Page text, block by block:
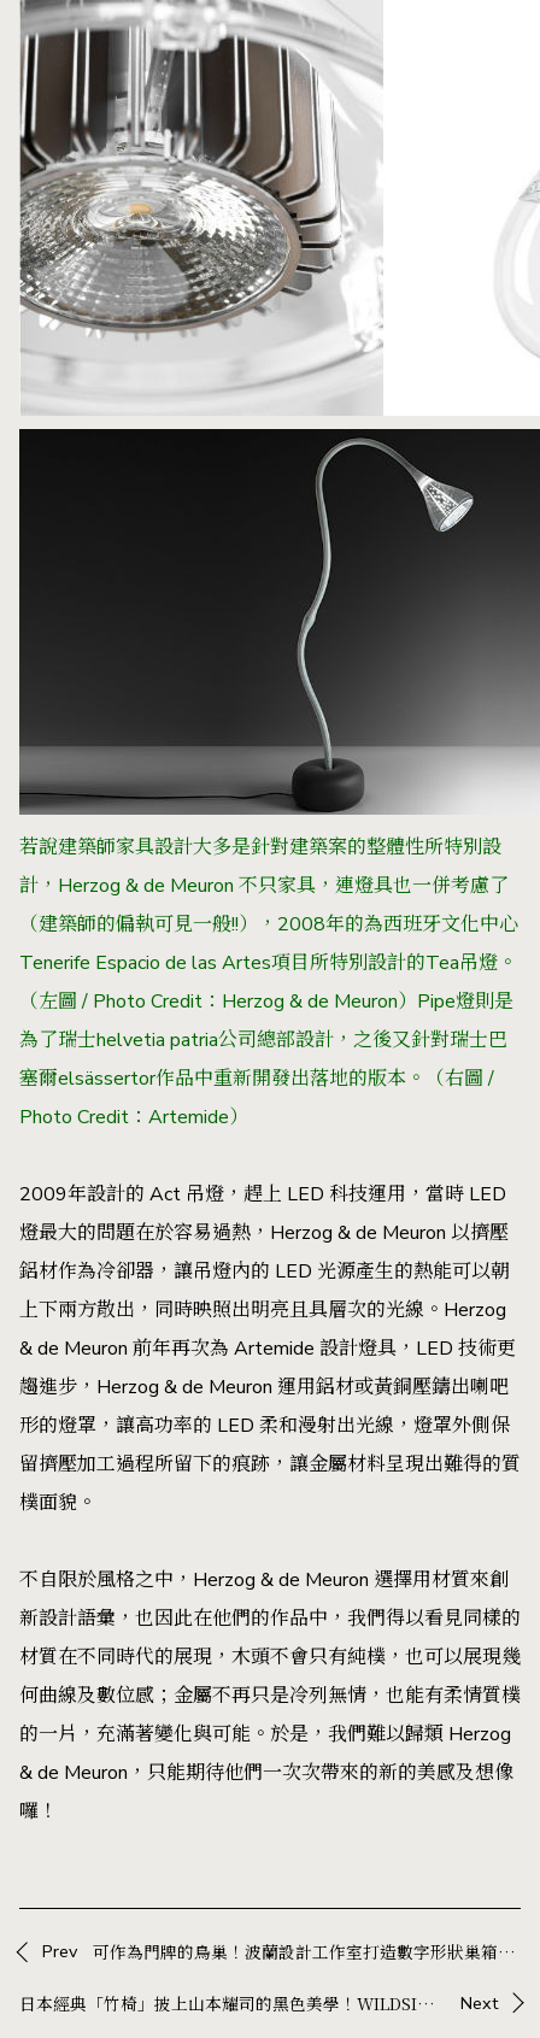
若說建築師家具設計大多是針對建築案的整體性所特別設
計，Herzog & de Meuron 不只家具，連燈具也一併考慮了
（建築師的偏執可見一般!!），2008年的為西班牙文化中心
Tenerife Espacio de las Artes項目所特別設計的Tea吊燈。
（左圖 / Photo Credit：Herzog & de Meuron）Pipe燈則是
為了瑞士helvetia patria公司總部設計，之後又針對瑞士巴
塞爾elsässertor作品中重新開發出落地的版本。（右圖 /
Photo Credit：Artemide）
2009年設計的 Act 吊燈，趕上 LED 科技運用，當時 LED
燈最大的問題在於容易過熱，Herzog & de Meuron 以擠壓
鋁材作為冷卻器，讓吊燈內的 LED 光源產生的熱能可以朝
上下兩方散出，同時映照出明亮且具層次的光線。Herzog
& de Meuron 前年再次為 Artemide 設計燈具，LED 技術更
趨進步，Herzog & de Meuron 運用鋁材或黃銅壓鑄出喇吧
形的燈罩，讓高功率的 LED 柔和漫射出光線，燈罩外側保
留擠壓加工過程所留下的痕跡，讓金屬材料呈現出難得的質
樸面貌。
不自限於風格之中，Herzog & de Meuron 選擇用材質來創
新設計語彙，也因此在他們的作品中，我們得以看見同樣的
材質在不同時代的展現，木頭不會只有純樸，也可以展現幾
何曲線及數位感；金屬不再只是冷列無情，也能有柔情質樸
的一片，充滿著變化與可能。於是，我們難以歸類 Herzog
& de Meuron，只能期待他們一次次帶來的新的美感及想像
囉！
Prev 可作為門牌的鳥巢！波蘭設計工作室打造數字形狀巢箱「Numbird」，為小鳥增加城市棲息地
日本經典「竹椅」披上山本耀司的黑色美學！WILDSIDE 攜手三越製作所，重新演繹近 90 年家具名作 Next